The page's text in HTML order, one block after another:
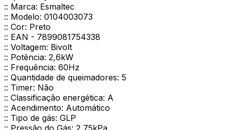
:: Marca: Esmaltec
:: Modelo: 0104003073
:: Cor: Preto
:: EAN - 7899081754338
:: Voltagem: Bivolt
:: Potência: 2,6kW
:: Frequência: 60Hz
:: Quantidade de queimadores: 5
:: Timer: Não
:: Classificação energética: A
:: Acendimento: Automático
:: Tipo de gás: GLP
:: Pressão do Gás: 2,75kPa